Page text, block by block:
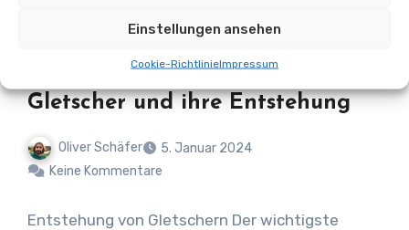
Einstellungen ansehen
Cookie-RichtlinieImpressum
Gletscher und ihre Entstehung
Oliver Schäfer
5. Januar 2024
Keine Kommentare
Entstehung von Gletschern Der wichtigste